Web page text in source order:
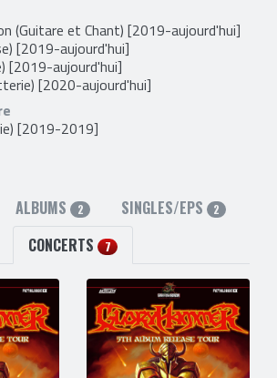
(Guitare et Chant) [2019-aujourd'hui]
[2019-aujourd'hui]
[2019-aujourd'hui]
[2020-aujourd'hui]
[2019-2019]
ALBUMS 2 SINGLES/EPS 2
CONCERTS 7